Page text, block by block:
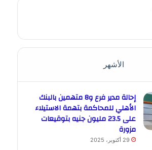
الأشهر
إحالة مدير فرع و8 متهمين بالبنك
الأهلي للمحاكمة بتهمة الاستيلاء
على 23.5 مليون جنيه بتوقيعات
مزورة
29 أكتوبر، 2025